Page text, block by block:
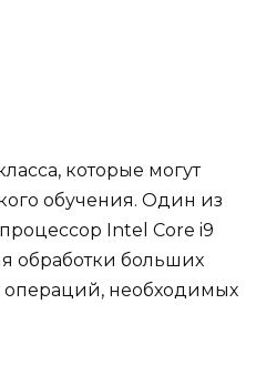
которые могут
обучения. Один из
Intel Core i9
обработки больших
необходимых